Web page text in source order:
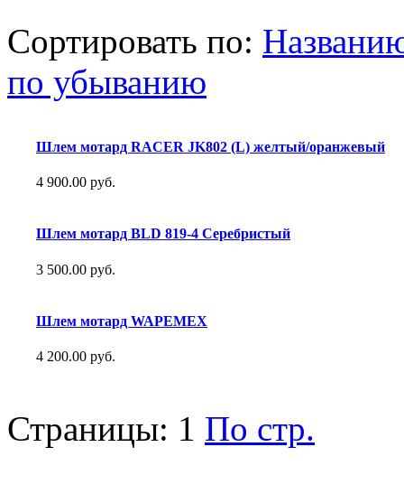
Сортировать по:
по убыванию
Шлем мотард RACER JK802 (L) желтый/оранжевый
4 900.00 руб.
Шлем мотард BLD 819-4 Серебристый
3 500.00 руб.
Шлем мотард WAPEMEX
4 200.00 руб.
Страницы: 1 По стр.